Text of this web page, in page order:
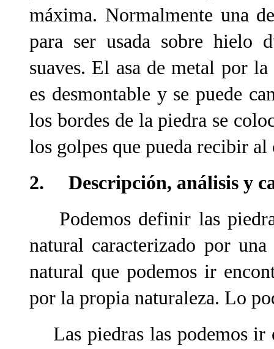
máxima. Normalmente una
para ser usada sobre hielo
suaves. El asa de metal por
es desmontable y se puede
los bordes de la piedra se
los golpes que pueda recibir
2. Descripción, análisis y
Podemos definir las
natural caracterizado por
natural que podemos ir
por la propia naturaleza. Lo
Las piedras las podemos ir